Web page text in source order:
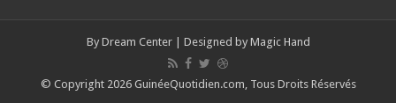
By Dream Center| Designed by Magic Hand
© Copyright 2026 GuinéeQuotidien.com, Tous Droits Réservés